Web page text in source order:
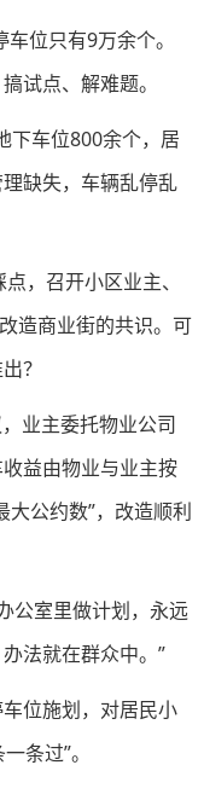
位只有9万余个。
试点、解难题。
下车位800余个，居
缺失，车辆乱停乱
，召开小区业主、
造商业街的共识。可
？
业主委托物业公司
益由物业与业主按
大公约数”，改造顺利
公室里做计划，永远
法就在群众中。”
位施划，对居民小
条过”。